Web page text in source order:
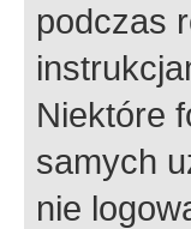
podczas
Niektóre
samych
nie